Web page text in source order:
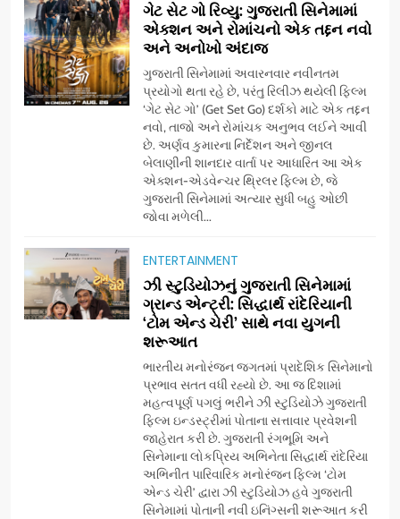
ગેટ સેટ ગો રિવ્યુ: ગુજરાતી સિનેમામાં
એક્શન અને રોમાંચનો એક તદ્દન નવો
અને અનોખો અંદાજ
ગુજરાતી સિનેમામાં અવારનવાર નવીનતમ
પ્રયોગો થતા રહે છે, પરંતુ રિલીઝ થયેલી ફિલ્મ
‘ગેટ સેટ ગો’ (Get Set Go) દર્શકો માટે એક તદ્દન
નવો, તાજો અને રોમાંચક અનુભવ લઈને આવી
છે. અર્ણવ કુમારના નિર્દેશન અને જીનલ
બેલાણીની શાનદાર વાર્તા પર આધારિત આ એક
એક્શન-એડવેન્ચર થ્રિલર ફિલ્મ છે, જે
ગુજરાતી સિનેમામાં અત્યાર સુધી બહુ ઓછી
જોવા મળેલી...
ENTERTAINMENT
ઝી સ્ટુડિયોઝનું ગુજરાતી સિનેમામાં
ગ્રાન્ડ એન્ટ્રી: સિદ્ધાર્થ રાંદેરિયાની
‘ટોમ એન્ડ ચેરી’ સાથે નવા યુગની
શરૂઆત
ભારતીય મનોરંજન જગતમાં પ્રાદેશિક સિનેમાનો
પ્રભાવ સતત વધી રહ્યો છે. આ જ દિશામાં
મહત્વપૂર્ણ પગલું ભરીને ઝી સ્ટુડિયોઝે ગુજરાતી
ફિલ્મ ઇન્ડસ્ટ્રીમાં પોતાના સત્તાવાર પ્રવેશની
જાહેરાત કરી છે. ગુજરાતી રંગભૂમિ અને
સિનેમાના લોકપ્રિય અભિનેતા સિદ્ધાર્થ રાંદેરિયા
અભિનીત પારિવારિક મનોરંજન ફિલ્મ ‘ટોમ
એન્ડ ચેરી’ દ્વારા ઝી સ્ટુડિયોઝ હવે ગુજરાતી
સિનેમામાં પોતાની નવી ઇનિંગ્સની શરૂઆત કરી
5
ડો. મિતાલી નાગ (આર્ક ઇવેન્ટ્સ)
દ્વારા કિશોર કુમારની જન્મજયંતિ
નિમિત્તે સંગીતમય શ્રદ્ધાંજલિ
AHMEDABAD
177 દેશો અને 52 લાખ દર્શકો:
ગુજરાતી OTT પ્લેટફોર્મ ‘જોજો’
(JOJO) નો વિશ્વભરમાં દબદબો
BUSINESS